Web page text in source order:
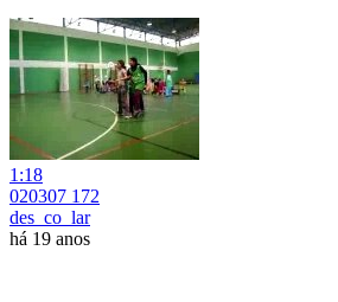
1:18
020307 172
des_co_lar
há 19 anos